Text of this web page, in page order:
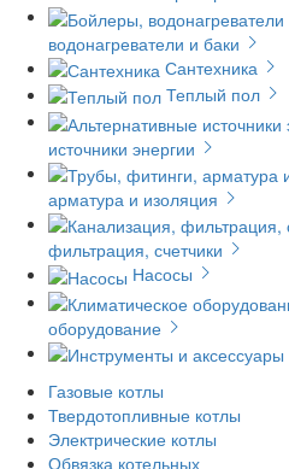
водонагреватели и баки
Сантехника
Теплый пол
источники энергии
арматура и изоляция
фильтрация, счетчики
Насосы
оборудование
Газовые котлы
Твердотопливные котлы
Электрические котлы
Обвязка котельных